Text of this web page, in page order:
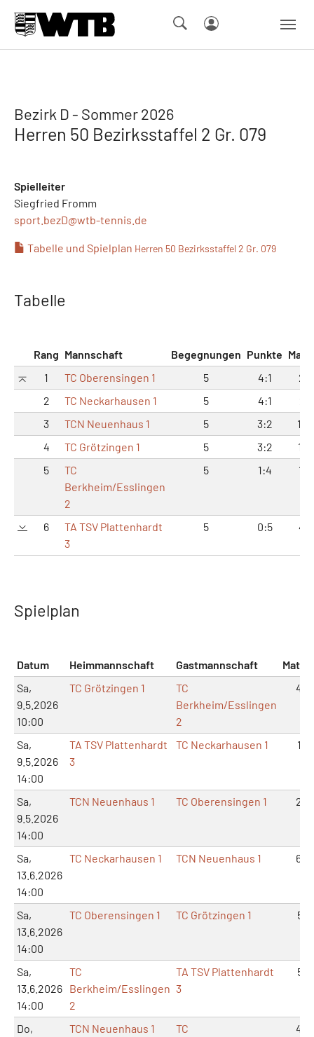
Bezirk D - Sommer 2026
Herren 50 Bezirksstaffel 2 Gr. 079
Spielleiter
Siegfried Fromm
sport.bezD@wtb-tennis.de
Tabelle und Spielplan Herren 50 Bezirksstaffel 2 Gr. 079
Tabelle
Rang Mannschaft Begegnungen Punkte
1
TC Oberensingen 1 5 4:1
2
TC Neckarhausen 1 5 4:1
3
TCN Neuenhaus 1 5 3:2
4
TC Grötzingen 1 5 3:2
5
TC
Berkheim/Esslingen
2
5 1:4
6
TA TSV Plattenhardt
3
5 0:5
Spielplan
Datum Heimmannschaft Gastmannschaft
Sa,
9.5.2026
10:00
TC Grötzingen 1
TC
Berkheim/Esslingen
2
4:2
Sa,
9.5.2026
14:00
TA TSV Plattenhardt
3
TC Neckarhausen 1 1:5
Sa,
9.5.2026
14:00
TCN Neuenhaus 1 TC Oberensingen 1 2:4
Sa,
13.6.2026
14:00
TC Neckarhausen 1 TCN Neuenhaus 1 6:0
Sa,
13.6.2026
14:00
TC Oberensingen 1 TC Grötzingen 1 5:1
Sa,
13.6.2026
14:00
TC
Berkheim/Esslingen
2
TA TSV Plattenhardt
3
5:1
Do,
TCN Neuenhaus 1
TC
4:2